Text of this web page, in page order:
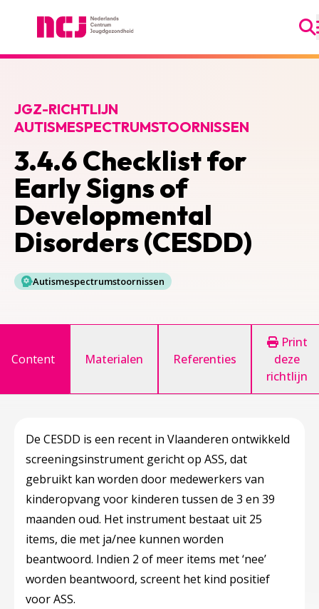
3.4.6 Checklist for
Early Signs of
Developmental
Disorders (CESDD)
JGZ-RICHTLIJN
AUTISMESPECTRUMSTOORNISSEN
Autismespectrumstoornissen
Content Materialen Referenties
Print
deze
richtlijn
De CESDD is een recent in Vlaanderen ontwikkeld
screeningsinstrument gericht op ASS, dat
gebruikt kan worden door medewerkers van
kinderopvang voor kinderen tussen de 3 en 39
maanden oud. Het instrument bestaat uit 25
items, die met ja/nee kunnen worden
beantwoord. Indien 2 of meer items met ‘nee’
worden beantwoord, screent het kind positief
voor ASS.